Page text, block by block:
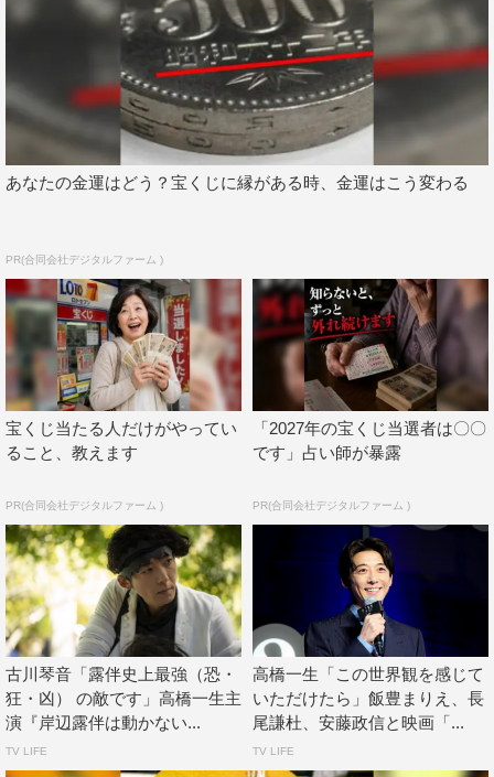
『岸辺露伴は動かない』上段左から）高橋一生、飯豊まりえ 下段左か
ら）古川琴音、柊木陽太
12月26日（月）放送の第7話は、ゲストに古川琴音を迎
材ができず、うつうつとしていた露伴は、バキンと名付け
た子犬を連れて散歩に出かける。夏の強い日差しとマスク
のせいでもうろうとしながら、見知らぬ神社に迷い込む
と、そこには根元に大きな洞のある巨木があった。
洞をふさぐ柵の隙間をのぞくと中は祠のようだった。興味
を引かれた露伴は中に入るが、気がつくとバキンを抱いた
ままうずくまってしまっていた。祠を出て家に戻ると、と
らには、自分のベッドにはシーツにくるまった若い女・イ
ブ（古川）の姿があった。
また、27日（火）放送の第8話では、ゲストに柊木陽太を
迎えて「ジャンケン小僧」を。京香と打ち合わせ中の露伴
のところに、漫画「ピンクダークの少年」を持ったファン
の少年・大柳賢（柊木）が突然訪ねてきた。
ところが露伴は、仕事場にいきなり来るのは良くないと言
って玄関扉を閉め、追い返してしまう。再び露伴の前に現
あなたの金運はどう？宝くじに縁がある時、金運はこう変わる
PR(合同会社デジタルファーム )
宝くじ当たる人だけがやってい
ること、教えます
PR(合同会社デジタルファーム )
「2027年の宝くじ当選者は〇〇
です」占い師が暴露
PR(合同会社デジタルファーム )
古川琴音「露伴史上最強（恐・
狂・凶） の敵です」高橋一生主
演『岸辺露伴は動かない...
TV LIFE
高橋一生「この世界観を感じて
いただけたら」飯豊まりえ、長
尾謙杜、安藤政信と映画「...
TV LIFE